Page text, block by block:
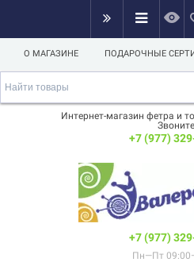
О МАГАЗИНЕ ПОДАРОЧНЫЕ
Интернет-магазин фетра и
+7 (977)
+7 (977)
Пн—Пт